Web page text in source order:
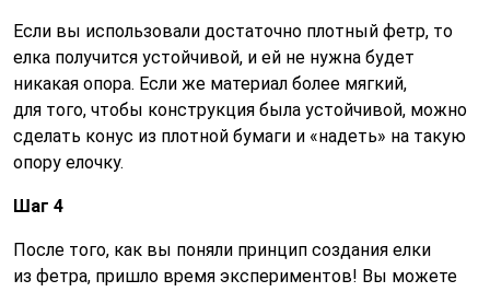
Если вы использовали достаточно плотный фетр, то
елка получится устойчивой, и ей не нужна будет
никакая опора. Если же материал более мягкий,
для того, чтобы конструкция была устойчивой, можно
сделать конус из плотной бумаги и «надеть» на такую
опору елочку.
Шаг 4
После того, как вы поняли принцип создания елки
из фетра, пришло время экспериментов! Вы можете